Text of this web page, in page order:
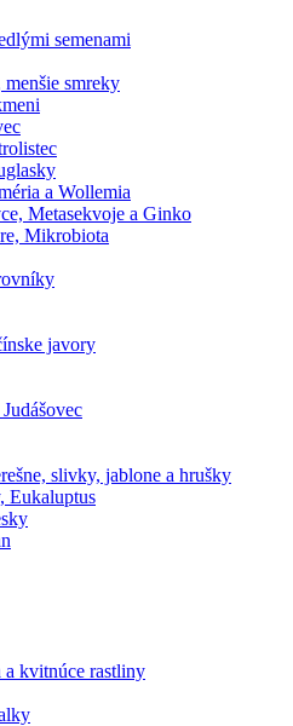
semenami
smreky
a Wollemia
Metasekvoje a Ginko
Mikrobiota
javory
slivky, jablone a hrušky
Eukaluptus
a kvitnúce rastliny